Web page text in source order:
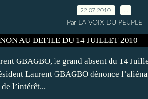
22.07.2010
Par LA VOIX DU PEUPLE
GBAGBO, le grand absent du 14
Laurent GBAGBO dénonce
l’intérêt...